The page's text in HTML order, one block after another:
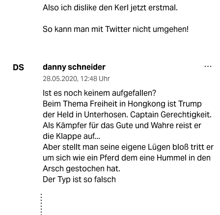
Also ich dislike den Kerl jetzt erstmal.
So kann man mit Twitter nicht umgehen!
DS danny schneider
28.05.2020, 12:48 Uhr
Ist es noch keinem aufgefallen?
Beim Thema Freiheit in Hongkong ist Trump
der Held in Unterhosen. Captain Gerechtigkeit.
Als Kämpfer für das Gute und Wahre reist er
die Klappe auf...
Aber stellt man seine eigene Lügen bloß tritt er
um sich wie ein Pferd dem eine Hummel in den
Arsch gestochen hat.
Der Typ ist so falsch